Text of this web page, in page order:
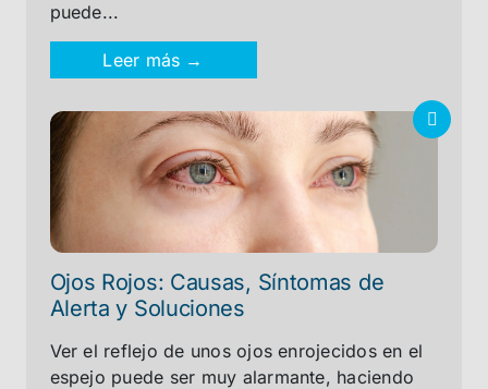
puede...
Leer más →
Ojos Rojos: Causas, Síntomas de
Alerta y Soluciones
Ver el reflejo de unos ojos enrojecidos en el
espejo puede ser muy alarmante, haciendo